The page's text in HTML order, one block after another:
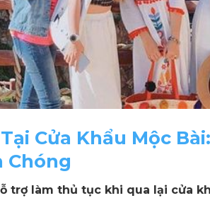
Cửa Khẩu Mộc
Chóng
trợ làm thủ tục khi qua lại cửa